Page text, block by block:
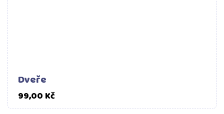
Dveře
99,00 KčCena